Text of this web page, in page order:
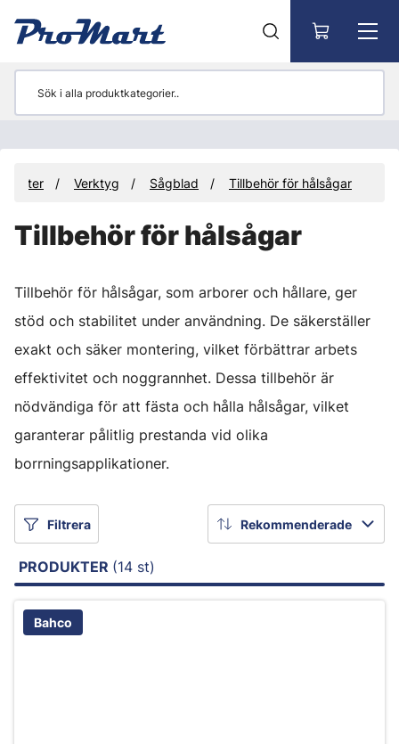
Verktyg Sågblad Tillbehör för hålsågar
Tillbehör för hålsågar
Tillbehör för hålsågar, som arborer och hållare, ger
stöd och stabilitet under användning. De säkerställer
exakt och säker montering, vilket förbättrar arbets
effektivitet och noggrannhet. Dessa tillbehör är
nödvändiga för att fästa och hålla hålsågar, vilket
garanterar pålitlig prestanda vid olika
borrningsapplikationer.
Filtrera Rekommenderade
PRODUKTER (14 st)
Bahco